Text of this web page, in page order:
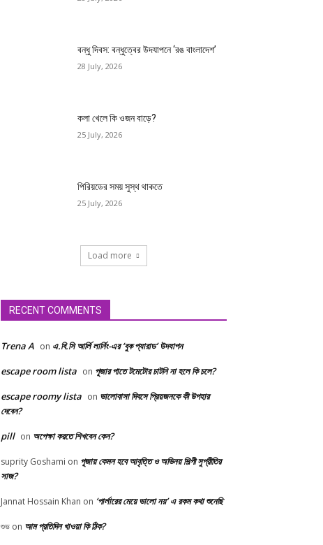
বন্ধু দিবস: বন্ধুত্বের উদযাপনে ‘রঙ বাংলাদেশ’
28 July, 2026
কলা খেলে কি ওজন বাড়ে?
25 July, 2026
পিরিয়ডের সময় সুস্থ থাকতে
25 July, 2026
Load more
RECENT COMMENTS
Trena A on এ.বি.সি আর্লি লার্নিং-এর ‘বুক প্যারাড’ উদযাপন
escape room lista on পূজার পাতে টমেটোর চাটনি না হলে কি চলে?
escape roomy lista on ভালোবাসা দিবসে প্রিয়জনকে কী উপহার
দেবেন?
pill on অপেক্ষা করতে শিখবেন কেন?
suprity Goshami on পূজায় কেমন হবে আবৃত্তি ও অভিনয় শিল্পী সুপ্রীতির
সাজ?
Jannat Hossain Khan on ‘পার্লারের মেয়ে ভালো নয়’ এ রকম কথা শুনেছি
শুভ on আম প্রতিদিন খাওয়া কি ঠিক?